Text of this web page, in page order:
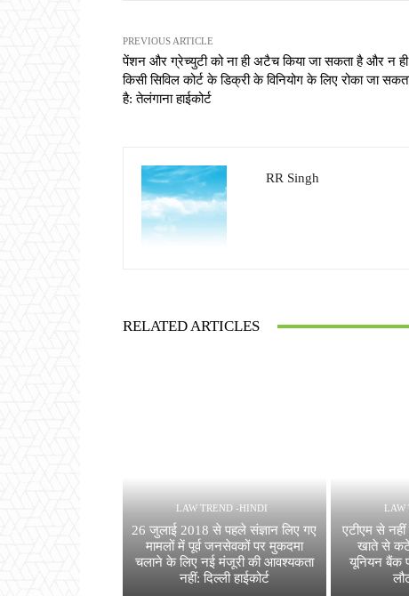
PREVIOUS ARTICLE
पेंशन और ग्रेच्युटी को ना ही अटैच किया जा सकता है और न ही
किसी सिविल कोर्ट के डिक्री के विनियोग के लिए रोका जा
है: तेलंगाना हाईकोर्ट
RR Singh
RELATED ARTICLES
LAW TREND -HINDI
26 जुलाई 2018 से पहले संज्ञान लिए गए
मामलों में पूर्व जनसेवकों पर मुकदमा
चलाने के लिए नई मंजूरी की आवश्यकता
नहीं: दिल्ली हाईकोर्ट
LAW
एटीएम से
खाते से
यूनियन बैंक